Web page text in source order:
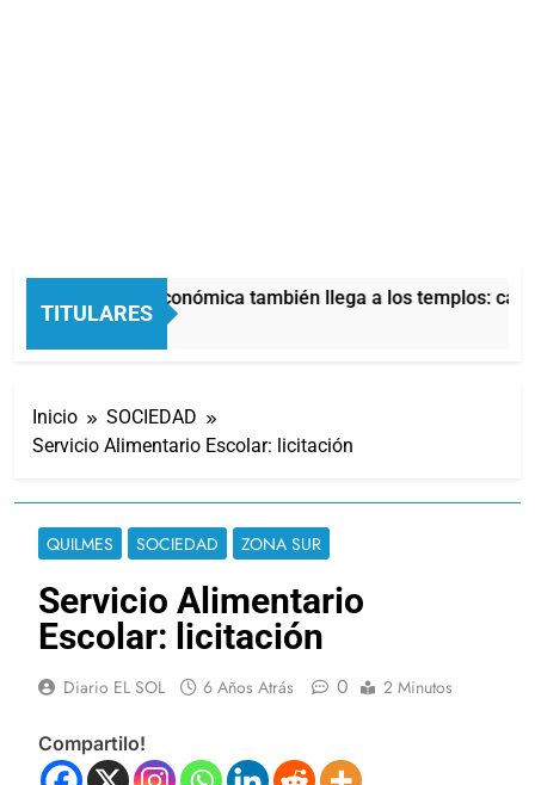
TITULARES
La crisis económica también llega a los templos:
3 Horas Atrás
Inicio
SOCIEDAD
Servicio Alimentario Escolar: licitación
QUILMES SOCIEDAD ZONA SUR
Servicio Alimentario
Escolar: licitación
Diario EL SOL 6 Años Atrás 0 2 Minutos
Compartilo!